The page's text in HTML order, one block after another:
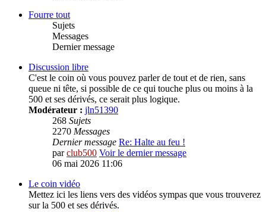
Fourre tout
Sujets
Messages
Dernier message
Discussion libre
C'est le coin où vous pouvez parler de tout et de rien, sans
queue ni tête, si possible de ce qui touche plus ou moins à la
500 et ses dérivés, ce serait plus logique.
Modérateur : jln51390
268 Sujets
2270 Messages
Dernier message Re: Halte au feu !
parclub500 Voir le dernier message
06 mai 2026 11:06
Le coin vidéo
Mettez ici les liens vers des vidéos sympas que vous trouverez
sur la 500 et ses dérivés.